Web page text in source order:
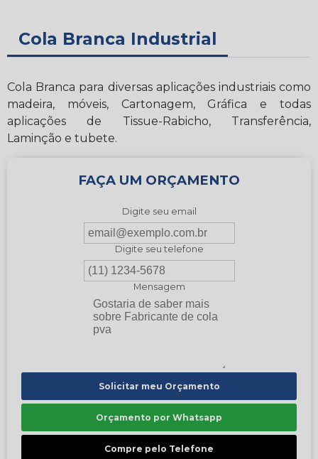
Cola Branca Industrial
Cola Branca para diversas aplicações industriais como
madeira, móveis, Cartonagem, Gráfica e todas
aplicações de Tissue-Rabicho, Transferência,
Laminção e tubete.
FAÇA UM ORÇAMENTO
Digite seu email
Digite seu telefone
Mensagem
Solicitar meu Orçamento
Orçamento por Whatsapp
Compre pelo Telefone